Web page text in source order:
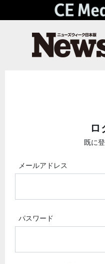
ロ
既に
メールアドレス
パスワード